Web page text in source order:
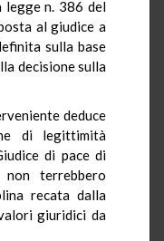
legge n. 386 del
al giudice a
sulla base
decisione sulla
deduce
di legittimità
di pace di
terrebbero
recata dalla
giuridici da